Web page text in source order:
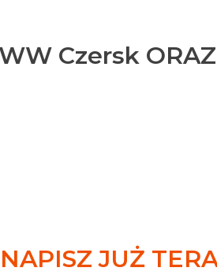
Czersk ORAZ
JUŻ